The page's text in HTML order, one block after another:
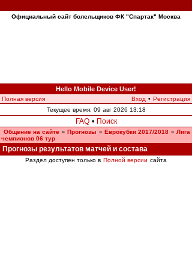
Официальный сайт болельщиков ФК "Спартак" Москва
Hello Mobile Device User!
Полная версия Вход • Регистрация
Текущее время: 09 авг 2026 13:18
FAQ • Поиск
Общение на сайте » Прогнозы » Еврокубки 2017/2018 » Лига
чемпионов 06 тур
Прогнозы результатов матчей и состава
Раздел доступен только в Полной версии сайта